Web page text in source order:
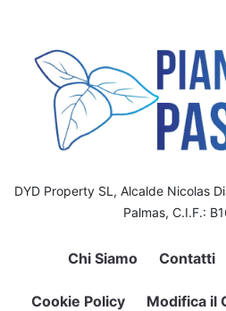
DYD Property SL, Alcalde Nicolas
Palmas, C.I.F.:
Chi Siamo Contatti
Cookie Policy Modifica il